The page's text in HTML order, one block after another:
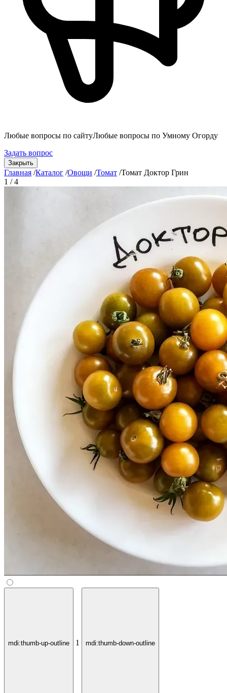
Любые вопросы по сайтуЛюбые вопросы по Умному Огорду
Задать вопрос
Закрыть
Главная /Каталог /Овощи /Томат /Томат Доктор Грин
1 / 4
mdi:thumb-up-outline 1 mdi:thumb-down-outline